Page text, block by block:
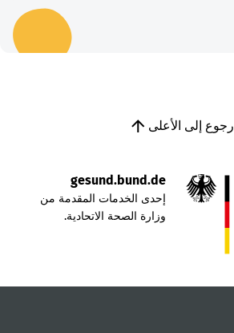
رجوع إلى الأعلى
gesund.bund.de
إحدى الخدمات المقدمة من
وزارة الصحة الاتحادية.